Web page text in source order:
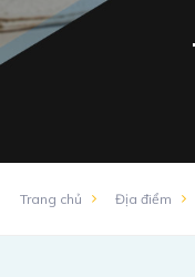
Trang chủ Địa điểm